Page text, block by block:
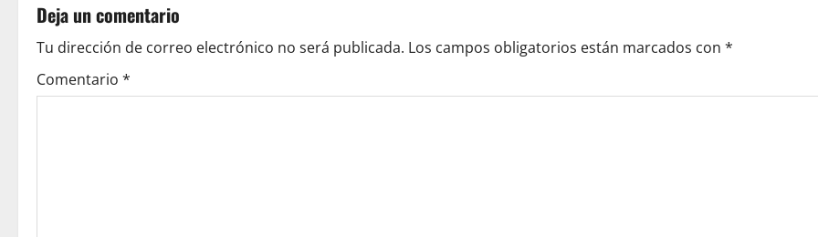
n
a
v
Deja un comentario
Tu dirección de correo electrónico no será publicada. Los campos obligatorios están marcados con *
Comentario *